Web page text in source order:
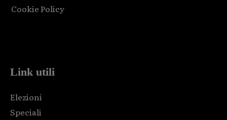
Cookie Policy
Link utili
Elezioni
Speciali